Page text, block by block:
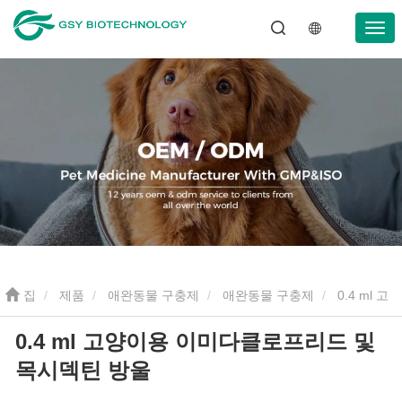
집 제품 애완동물 구충제 애완동물 구충제
양이용 이미다클로프리드 및 목시덱틴 방울
0.4 ml 고양이용 이미다클로프리드 및
목시덱틴 방울